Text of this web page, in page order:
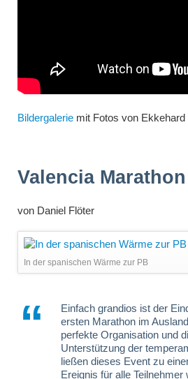
Bildergaleriemit Fotos von Ekkehard
Valencia Marathon
von Daniel Flöter
In der spanischen Wärme zur PB
Einfach grandios ist der
ersten Marathon im
perfekte Organisation und
Unterstützung der
ließen dieses Event zu
Ereignis für alle